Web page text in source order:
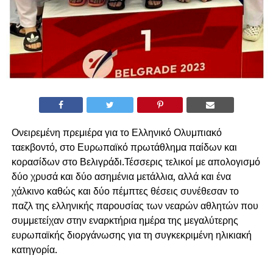
Ονειρεμένη πρεμιέρα για το Ελληνικό Ολυμπιακό
ταεκβοντό, στο Ευρωπαϊκό πρωτάθλημα παίδων και
κορασίδων στο Βελιγράδι.Τέσσερις τελικοί με απολογισμό
δύο χρυσά και δύο ασημένια μετάλλια, αλλά και ένα
χάλκινο καθώς και δύο πέμπτες θέσεις συνέθεσαν το
παζλ της ελληνικής παρουσίας των νεαρών αθλητών που
συμμετείχαν στην εναρκτήρια ημέρα της μεγαλύτερης
ευρωπαϊκής διοργάνωσης για τη συγκεκριμένη ηλικιακή
κατηγορία.